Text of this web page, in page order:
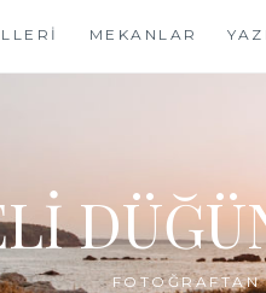
MEKANLAR